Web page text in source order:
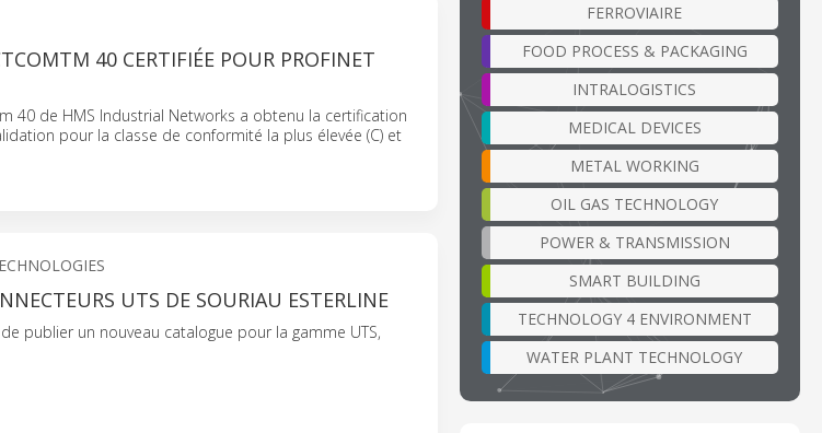
40 CERTIFIÉE POUR PROFINET
40 de HMS Industrial Networks a obtenu la certification
pour la classe de conformité la plus élevée (C) et
UTS DE SOURIAU ESTERLINE
publier un nouveau catalogue pour la gamme UTS,
FERROVIAIRE
FOOD PROCESS & PACKAGING
INTRALOGISTICS
MEDICAL DEVICES
METAL WORKING
OIL GAS TECHNOLOGY
POWER & TRANSMISSION
SMART BUILDING
TECHNOLOGY 4 ENVIRONMENT
WATER PLANT TECHNOLOGY